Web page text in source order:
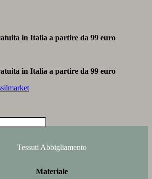
in Italia a partire da 99 euro
in Italia a partire da 99 euro
Tessuti Abbigliamento
Materiale